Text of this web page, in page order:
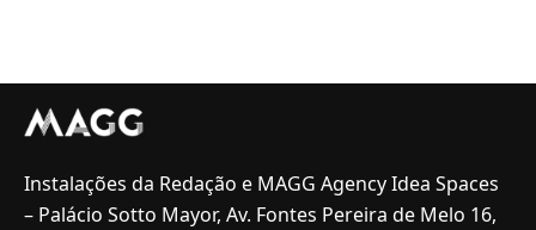
Instalações da Redação e MAGG Agency Idea Spaces
– Palácio Sotto Mayor, Av. Fontes Pereira de Melo 16,